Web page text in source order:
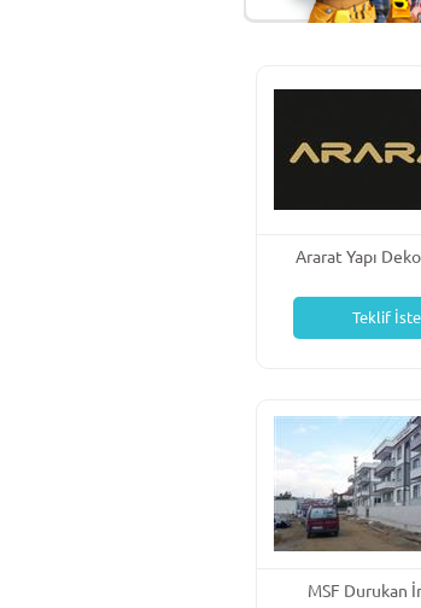
Ararat Yapı
Teklif İste
MSF Durukan